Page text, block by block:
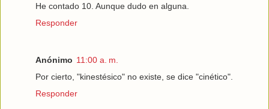
He contado 10. Aunque dudo en alguna.
Responder
Anónimo 11:00 a. m.
Por cierto, "kinestésico" no existe, se dice "cinético".
Responder